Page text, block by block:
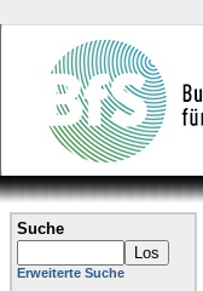
Suche
Erweiterte Suche